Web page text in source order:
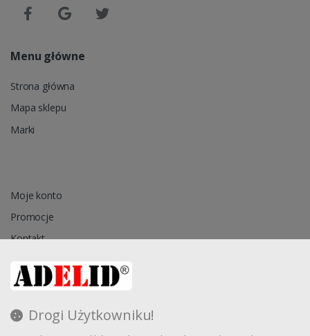
Drogi Użytkowniku!
Menu główne
Strona główna
Mapa sklepu
Marki
Moje konto
Promocje
Kontakt
Regulamin